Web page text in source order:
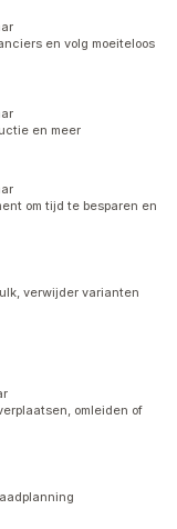
en volg moeiteloos
en meer
om tijd te besparen en
verwijder varianten
omleiden of